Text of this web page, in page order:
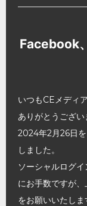
Facebook
いつもCEメディ
ありがとうござい
2024年2月26日
しました。
ソーシャルログ
にお手数ですが
をお願いいたしま